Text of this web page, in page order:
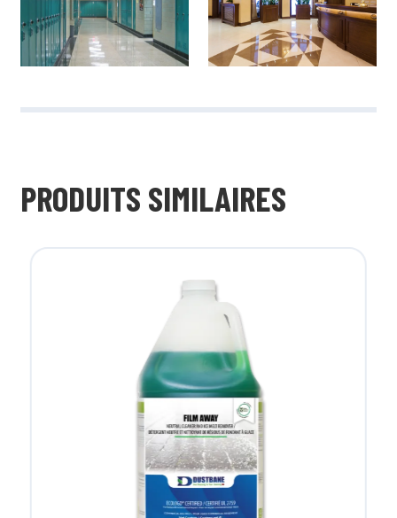
PRODUITS SIMILAIRES